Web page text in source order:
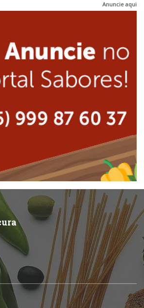
Japonesa e Oriental
Lanchonetes
Massas
e Frutos do Mar
Pizzarias
Portuguesa
Self-service
e sorvetes
e Frutos do Mar
Pizzarias
Portuguesa
e sorvetes
Variados
Anuncie aqui